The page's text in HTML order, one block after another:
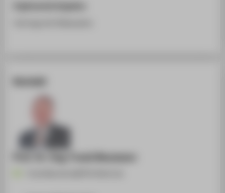
Kontakt
Prof. Dr.-Ing. Frank Neumann
SERVICE